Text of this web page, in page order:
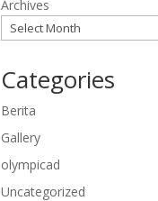
Archives
Categories
Berita
Gallery
olympicad
Uncategorized